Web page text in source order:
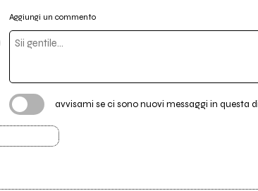
Aggiungi un commento
avvisami se ci sono nuovi messaggi in questa